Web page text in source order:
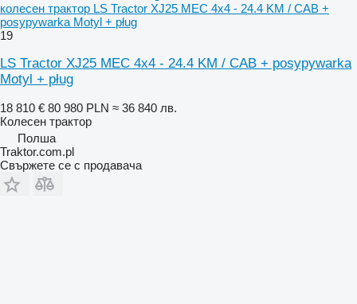
колесен трактор LS Tractor XJ25 MEC 4x4 - 24.4 KM / CAB +
posypywarka Motyl + pług
19
LS Tractor XJ25 MEC 4x4 - 24.4 KM / CAB + posypywarka
Motyl + pług
18 810 € 80 980 PLN ≈ 36 840 лв.
Колесен трактор
Полша
Traktor.com.pl
Свържете се с продавача